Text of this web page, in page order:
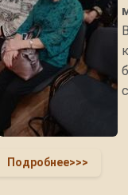
Подробнее>>>